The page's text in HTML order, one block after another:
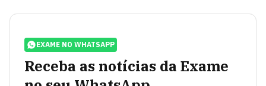
EXAME NO WHATSAPP
Receba as notícias da Exame